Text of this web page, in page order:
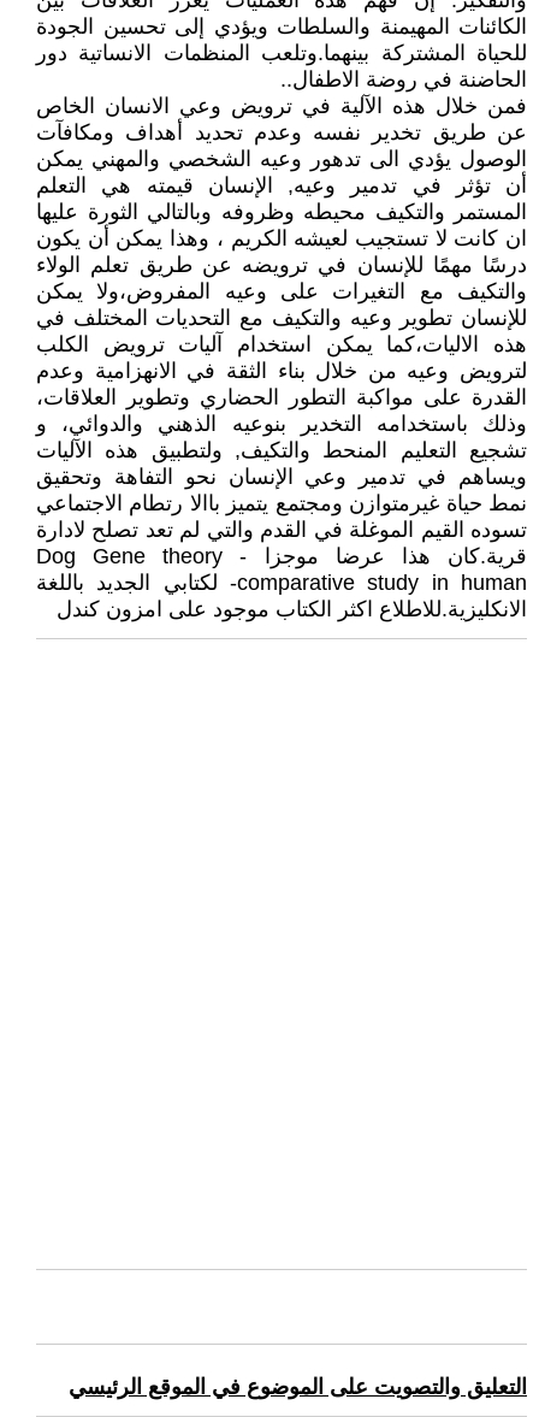
الكائنات المهيمنة والسلطات ويؤدي إلى تحسين الجودة
للحياة المشتركة بينهما.وتلعب المنظمات الانساتية دور
الحاضنة في روضة الاطفال..
فمن خلال هذه الآلية في ترويض وعي الانسان الخاص
عن طريق تخدير نفسه وعدم تحديد أهداف ومكافآت
الوصول يؤدي الى تدهور وعيه الشخصي والمهني يمكن
أن تؤثر في تدمير وعيه, الإنسان قيمته هي التعلم
المستمر والتكيف محيطه وظروفه وبالتالي الثورة عليها
ان كانت لا تستجيب لعيشه الكريم ، وهذا يمكن أن يكون
درسًا مهمًا للإنسان في ترويضه عن طريق تعلم الولاء
والتكيف مع التغيرات على وعيه المفروض،ولا يمكن
للإنسان تطوير وعيه والتكيف مع التحديات المختلف في
هذه الاليات،كما يمكن استخدام آليات ترويض الكلب
لترويض وعيه من خلال بناء الثقة في الانهزامية وعدم
القدرة على مواكبة التطور الحضاري وتطوير العلاقات،
وذلك باستخدامه التخدير بنوعيه الذهني والدوائي، و
تشجيع التعليم المنحط والتكيف, ولتطبيق هذه الآليات
ويساهم في تدمير وعي الإنسان نحو التفاهة وتحقيق
نمط حياة غيرمتوازن ومجتمع يتميز باالا رتطام الاجتماعي
تسوده القيم الموغلة في القدم والتي لم تعد تصلح لادارة
قرية.كان هذا عرضا موجزا - Dog Gene theory
comparative study in human- لكتابي الجديد باللغة
الانكليزية.للاطلاع اكثر الكتاب موجود على امزون كندل
التعليق والتصويت على الموضوع في الموقع الرئيسي